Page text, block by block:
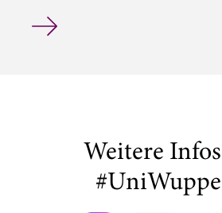
Deepfake-Detektoren sind gut,
Weitere